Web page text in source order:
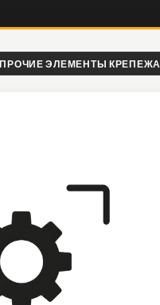
ПРОЧИЕ ЭЛЕМЕНТЫ КРЕПЕЖА